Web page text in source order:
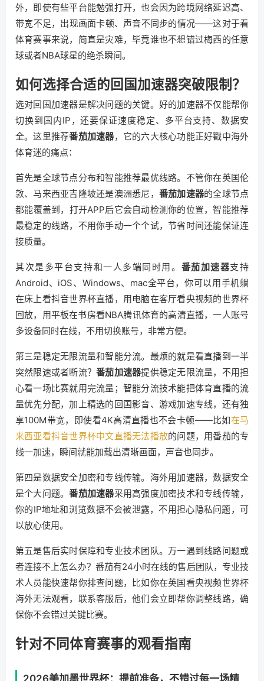
外，即使有些平台能勉强打开，也会因为跨境网络延迟高、
带宽不足，出现画面卡顿、声音不同步的情况——这对于看
体育赛事来说，简直是灾难，毕竟谁也不想错过梅西的任意
球或者NBA球星的绝杀瞬间。
如何选择合适的回国加速器突破限制？
选对回国加速器是解决问题的关键。好的加速器不仅能帮你
切换到国内IP，还要保证速度稳定、多平台支持、数据安
全。这里推荐番茄加速器，它的六大核心功能正好戳中海外
体育迷的痛点：
首先是全球节点分布和智能推荐最优线路。不管你在英国伦
敦、马来西亚吉隆坡还是澳洲悉尼， 番茄加速器的全球节点
都能覆盖到，打开APP后它会自动检测你的位置，智能推荐
最稳定的线路，不用你手动一个个试，节省时间还能保证连
接质量。
其次是多平台支持和一人多端同时用。 番茄加速器支持
Android、iOS、Windows、mac全平台，你可以用手机躺
在床上看抖音世界杯直播，用电脑在客厅看央视频的世界杯
回放，用平板在书房看NBA腾讯体育的高清直播，一人账号
多设备同时在线，不用切换账号，非常方便。
第三是稳定无限流量和智能分流。最烦的就是看直播到一半
突然限速或者断流？番茄加速器提供稳定无限流量，不用担
心看一场比赛就用完流量；智能分流技术能把体育直播的流
量优先分配，加上精选的回国影音、游戏加速专线，还有独
享100M带宽，即使看4K高清直播也不会卡顿——比如在马
来西亚看抖音世界杯中文直播无法播放的问题，用番茄的专
线一加速，瞬间就能加载出清晰画面，声音也同步。
第四是数据安全加密和专线传输。海外用加速器，数据安全
是个大问题。番茄加速器采用高强度加密技术和专线传输，
你的IP地址和浏览数据不会被泄露，不用担心隐私问题，可
以放心使用。
第五是售后实时保障和专业技术团队。万一遇到线路问题或
者连接不上怎么办？番茄有24小时在线的售后团队，专业技
术人员能快速帮你排查问题，比如你在英国看央视频世界杯
海外无法观看，联系客服后，他们会立即帮你调整线路，确
保你不会错过关键比赛。
针对不同体育赛事的观看指南